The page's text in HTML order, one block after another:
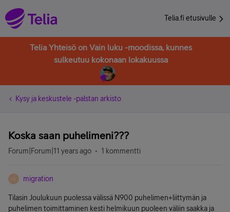
Telia.fi etusivulle
Telia Yhteisö on Vain luku -moodissa, kunnes
sulkeutuu kokonaan lokakuussa
Kysy ja keskustele -palstan arkisto
Koska saan puhelimeni???
Forum|Forum|11 years ago 1 kommentti
M migration
Tilasin Joulukuun puolessa välissä N900 puhelimen+liittymän ja
puhelimen toimittaminen kesti helmikuun puoleen väliin saakka ja